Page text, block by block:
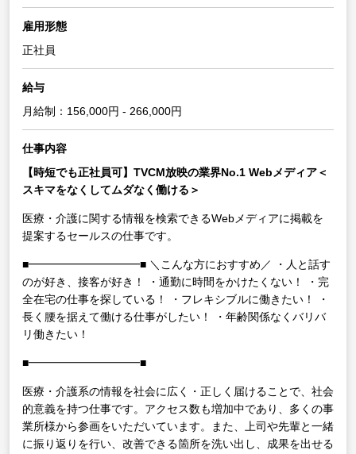
雇用形態
正社員
給与
月給制：156,000円 - 266,000円
仕事内容
【時短でも正社員可】TVCM放映の業界No.1 Webメディア＜
スキマをなくしてムダなく働ける＞
医療・介護に関する情報を検索できるWebメディアに掲載を
提案するセールスの仕事です。
■━━━━━━━━━━■ ＼こんな方におすすめ／
・人と話す
のが好き、接客が好き！
・通勤に時間をかけたくない！
・完
全在宅の仕事を探している！
・フレキシブルに働きたい！
・
長く腰を据えて働ける仕事がしたい！
・年齢関係なくバリバ
リ働きたい！
■━━━━━━━━━━■
医療・介護系の情報を社会に広く・正しく届けることで、社会
的意義を持つ仕事です。アクセス数も増加中であり、多くの事
業所様から参画をいただいています。また、上司や先輩と一緒
に振り返りを行い、改善できる箇所を洗い出し、成果を出せる